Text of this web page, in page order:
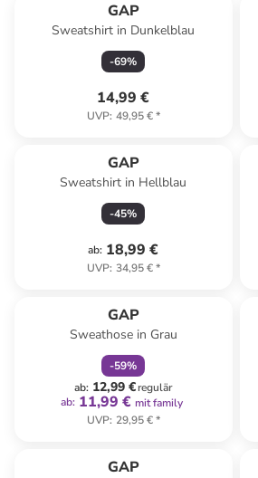
GAP
Sweatshirt in Dunkelblau
-69%
14,99 €
UVP: 49,95 €*
GAP
Sweatshirt in Hellblau
-45%
ab: 18,99 €
UVP: 34,95 €*
GAP
Sweathose in Grau
-59%
ab: 12,99 €regulär
ab: 11,99 € mit family
UVP: 29,95 €*
GAP